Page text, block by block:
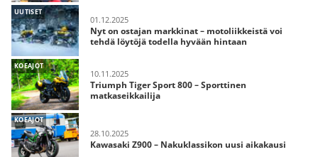
UUTISET
01.12.2025
Nyt on ostajan markkinat – motoliikkeistä voi
tehdä löytöjä todella hyvään hintaan
KOEAJOT
10.11.2025
Triumph Tiger Sport 800 – Sporttinen
matkaseikkailija
KOEAJOT
28.10.2025
Kawasaki Z900 – Nakuklassikon uusi aikakausi